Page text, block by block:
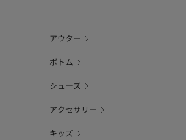
アウター
ボトム
シューズ
アクセサリー
キッズ